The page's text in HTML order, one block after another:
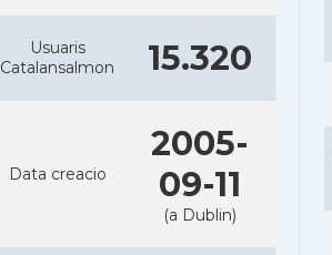
Usuaris
Catalansalmon
15.320
Data creacio
2005-
09-11
(a Dublin)